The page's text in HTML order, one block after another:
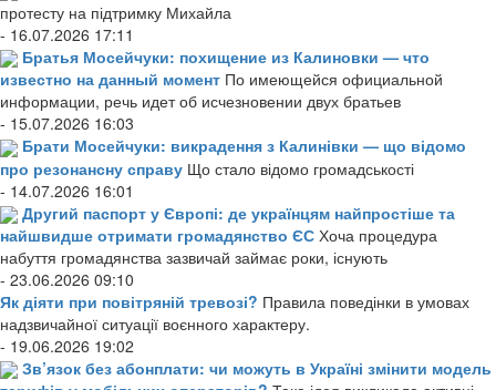
протесту на підтримку Михайла
- 16.07.2026 17:11
Братья Мосейчуки: похищение из Калиновки — что
известно на данный момент По имеющейся официальной
информации, речь идет об исчезновении двух братьев
- 15.07.2026 16:03
Брати Мосейчуки: викрадення з Калинівки — що відомо
про резонансну справу Що стало відомо громадськості
- 14.07.2026 16:01
Другий паспорт у Європі: де українцям найпростіше та
найшвидше отримати громадянство ЄС Хоча процедура
набуття громадянства зазвичай займає роки, існують
- 23.06.2026 09:10
Як діяти при повітряній тревозі? Правила поведінки в умовах
надзвичайної ситуації воєнного характеру.
- 19.06.2026 19:02
Зв’язок без абонплати: чи можуть в Україні змінити модель